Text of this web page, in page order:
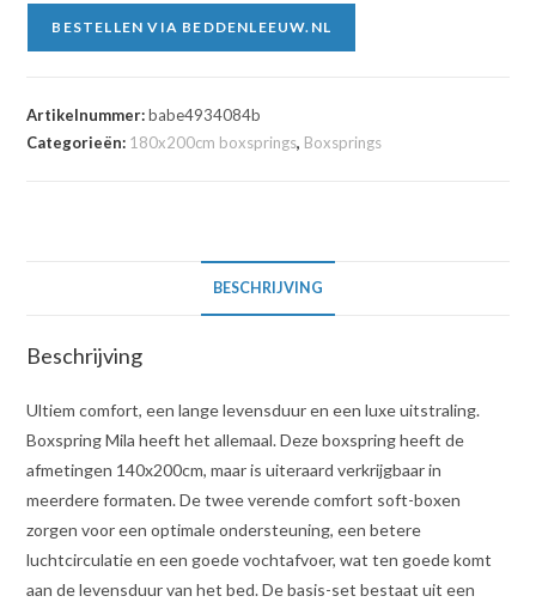
BESTELLEN VIA BEDDENLEEUW.NL
Artikelnummer:babe4934084b
Categorieën: 180x200cm boxsprings, Boxsprings
BESCHRIJVING
Beschrijving
Ultiem comfort, een lange levensduur en een luxe uitstraling.
Boxspring Mila heeft het allemaal. Deze boxspring heeft de
afmetingen 140x200cm, maar is uiteraard verkrijgbaar in
meerdere formaten. De twee verende comfort soft-boxen
zorgen voor een optimale ondersteuning, een betere
luchtcirculatie en een goede vochtafvoer, wat ten goede komt
aan de levensduur van het bed. De basis-set bestaat uit een